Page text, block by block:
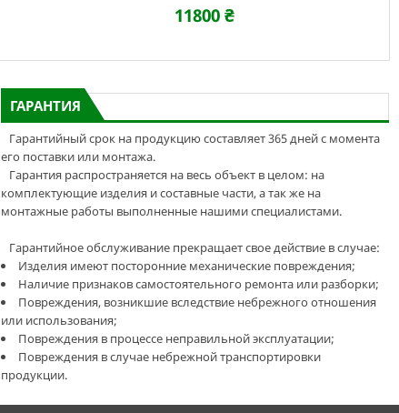
11800 ₴
ГАРАНТИЯ
Гарантийный срок на продукцию составляет 365 дней с момента
его поставки или монтажа.
Гарантия распространяется на весь объект в целом: на
комплектующие изделия и составные части, а так же на
монтажные работы выполненные нашими специалистами.
Гарантийное обслуживание прекращает свое действие в случае:
Изделия имеют посторонние механические повреждения;
Наличие признаков самостоятельного ремонта или разборки;
Повреждения, возникшие вследствие небрежного отношения
или использования;
Повреждения в процессе неправильной эксплуатации;
Повреждения в случае небрежной транспортировки
продукции.